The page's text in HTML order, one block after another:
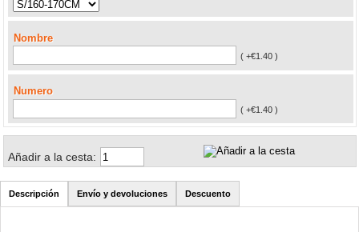
Nombre
( +€1.40 )
Numero
( +€1.40 )
Añadir a la cesta:
Descripción Envío y devoluciones Descuento